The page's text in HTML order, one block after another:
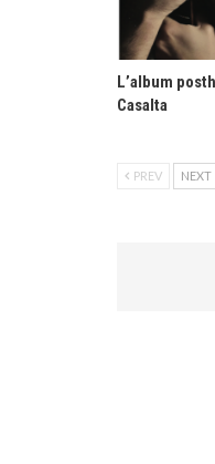
L’album
Casalta
PREV NEXT